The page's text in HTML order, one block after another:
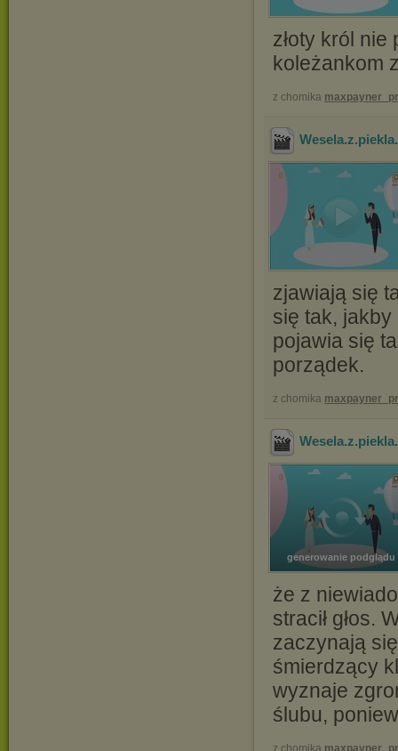
złoty król
koleżankom
z chomika
zjawiają się
się tak, jakby
pojawia się
porządek.
z chomika
generowanie podglądu
że z
stracił głos.
zaczynają
śmierdzący
wyznaje
ślubu,
z chomika